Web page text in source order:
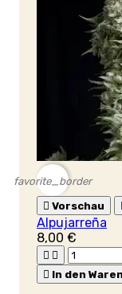
favorite_border
 Vorschau
Alpujarreña
8,00 €
 
 In den